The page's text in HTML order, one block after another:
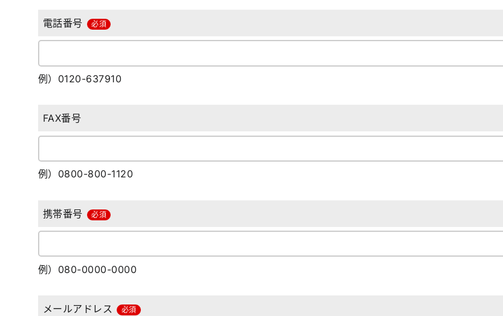
電話番号 必須
例）0120-637910
FAX番号
例）0800-800-1120
携帯番号 必須
例）080-0000-0000
メールアドレス 必須